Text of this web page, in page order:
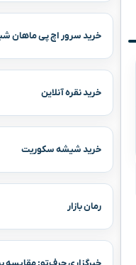
خرید سرور اچ پی ماهان
خرید نقره آنلاین
خرید شیشه سکوریت
رمان بازار